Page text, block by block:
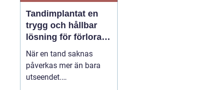
Tandimplantat en
trygg och hållbar
lösning för förlorade
tänder
När en tand saknas
påverkas mer än bara
utseendet.